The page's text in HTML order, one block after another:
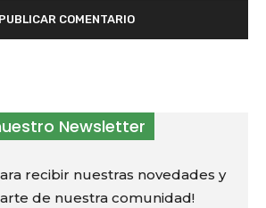
Newsletter
recibir nuestras novedades y
de nuestra comunidad!